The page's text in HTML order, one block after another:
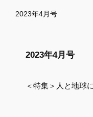
2023年4月号
2023年4月号
＜特集＞人と地球